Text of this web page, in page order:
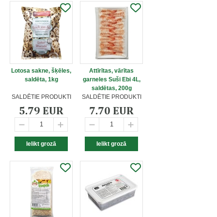
Lotosa sakne, šķēles,
saldēta, 1kg
SALDĒTIE PRODUKTI
5.79 EUR
Attīrītas, vārītas
garneles Suši Ebi 4L,
saldētas, 200g
SALDĒTIE PRODUKTI
7.70 EUR